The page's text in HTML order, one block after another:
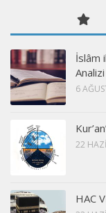
İslâm
6
22
HAC